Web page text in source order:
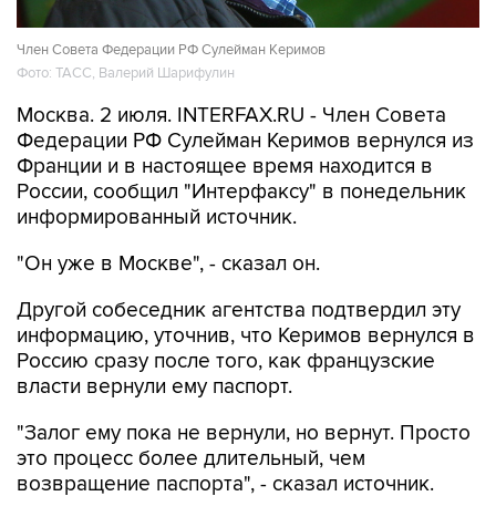
Член Совета Федерации РФ Сулейман Керимов
Фото: ТАСС, Валерий Шарифулин
Москва. 2 июля. INTERFAX.RU - Член Совета
Федерации РФ Сулейман Керимов вернулся из
Франции и в настоящее время находится в
России, сообщил "Интерфаксу" в понедельник
информированный источник.
"Он уже в Москве", - сказал он.
Другой собеседник агентства подтвердил эту
информацию, уточнив, что Керимов вернулся в
Россию сразу после того, как французские
власти вернули ему паспорт.
"Залог ему пока не вернули, но вернут. Просто
это процесс более длительный, чем
возвращение паспорта", - сказал источник.